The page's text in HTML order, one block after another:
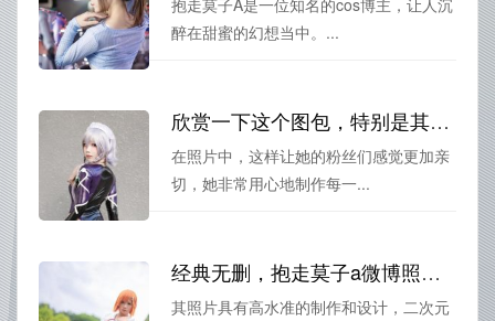
醉在甜蜜的幻想当中。...
欣赏一下这个图包，特别是其中的抱走莫子aa喝酸奶的照片。
在照片中，这样让她的粉丝们感觉更加亲
切，她非常用心地制作每一...
经典无删，抱走莫子a微博照片收藏。
其照片具有高水准的制作和设计，二次元